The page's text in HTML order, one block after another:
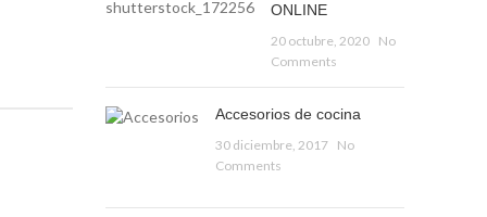
ONLINE
20 octubre, 2020 No
Comments
Accesorios de cocina
30 diciembre, 2017
No
Comments